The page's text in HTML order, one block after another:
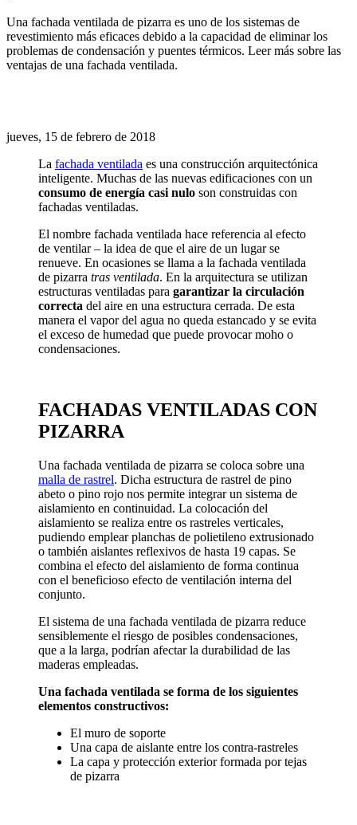
Una fachada ventilada de pizarra es uno de los sistemas de
revestimiento más eficaces debido a la capacidad de eliminar los
problemas de condensación y puentes térmicos. Leer más sobre las
ventajas de una fachada ventilada.
jueves, 15 de febrero de 2018
La fachada ventilada es una construcción arquitectónica
inteligente. Muchas de las nuevas edificaciones con un
consumo de energía casi nulo son construidas con
fachadas ventiladas.
El nombre fachada ventilada hace referencia al efecto
de ventilar – la idea de que el aire de un lugar se
renueve. En ocasiones se llama a la fachada ventilada
de pizarra tras ventilada. En la arquitectura se utilizan
estructuras ventiladas para garantizar la circulación
correcta del aire en una estructura cerrada. De esta
manera el vapor del agua no queda estancado y se evita
el exceso de humedad que puede provocar moho o
condensaciones.
FACHADAS VENTILADAS CON
PIZARRA
Una fachada ventilada de pizarra se coloca sobre una
malla de rastrel. Dicha estructura de rastrel de pino
abeto o pino rojo nos permite integrar un sistema de
aislamiento en continuidad. La colocación del
aislamiento se realiza entre os rastreles verticales,
pudiendo emplear planchas de polietileno extrusionado
o también aislantes reflexivos de hasta 19 capas. Se
combina el efecto del aislamiento de forma continua
con el beneficioso efecto de ventilación interna del
conjunto.
El sistema de una fachada ventilada de pizarra reduce
sensiblemente el riesgo de posibles condensaciones,
que a la larga, podrían afectar la durabilidad de las
maderas empleadas.
Una fachada ventilada se forma de los siguientes
elementos constructivos:
El muro de soporte
Una capa de aislante entre los contra-rastreles
La capa y protección exterior formada por tejas
de pizarra